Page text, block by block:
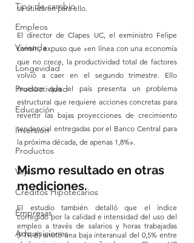
Tipo de cambio
Empleos
Vivienda
Longevidad
Productividad
Educación
Inversión
Productos
Vejez
Créditos Hipotecarios
Empresas
Adquisiciones
se utilizaron para ello.
El director de Clapes UC, el exministro Felipe
Larraín, expuso que «en línea con una economía
que no crece, la productividad total de factores
volvió a caer en el segundo trimestre. Ello
muestra que el país presenta un problema
estructural que requiere acciones concretas para
revertir las bajas proyecciones de crecimiento
tendencial entregadas por el Banco Central para
la próxima década, de apenas 1,8%».
Mismo resultado en otras
mediciones.
El estudio también detalló que el índice
corregido por la calidad e intensidad del uso del
empleo a través de salarios y horas trabajadas
(PTF-B) anotó una baja interanual del 0,5% entre